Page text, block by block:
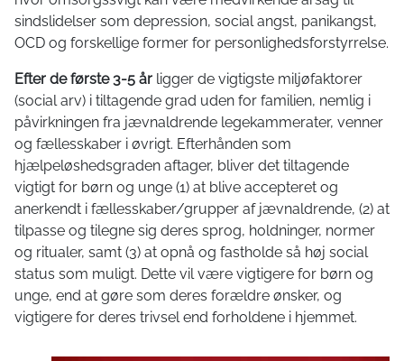
sindslidelser som depression, social angst, panikangst,
OCD og forskellige former for personlighedsforstyrrelse.
Efter de første 3-5 år ligger de vigtigste miljøfaktorer
(social arv) i tiltagende grad uden for familien, nemlig i
påvirkningen fra jævnaldrende legekammerater, venner
og fællesskaber i øvrigt. Efterhånden som
hjælpeløshedsgraden aftager, bliver det tiltagende
vigtigt for børn og unge (1) at blive accepteret og
anerkendt i fællesskaber/grupper af jævnaldrende, (2) at
tilpasse og tilegne sig deres sprog, holdninger, normer
og ritualer, samt (3) at opnå og fastholde så høj social
status som muligt. Dette vil være vigtigere for børn og
unge, end at gøre som deres forældre ønsker, og
vigtigere for deres trivsel end forholdene i hjemmet.